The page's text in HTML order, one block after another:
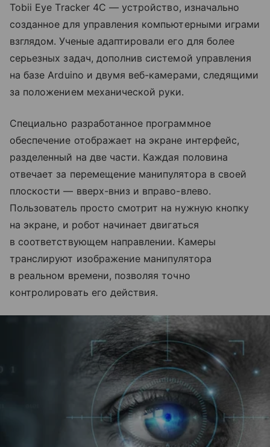
Tobii Eye Tracker 4C — устройство, изначально
созданное для управления компьютерными играми
взглядом. Ученые адаптировали его для более
серьезных задач, дополнив системой управления
на базе Arduino и двумя веб-камерами, следящими
за положением механической руки.
Специально разработанное программное
обеспечение отображает на экране интерфейс,
разделенный на две части. Каждая половина
отвечает за перемещение манипулятора в своей
плоскости — вверх-вниз и вправо-влево.
Пользователь просто смотрит на нужную кнопку
на экране, и робот начинает двигаться
в соответствующем направлении. Камеры
транслируют изображение манипулятора
в реальном времени, позволяя точно
контролировать его действия.